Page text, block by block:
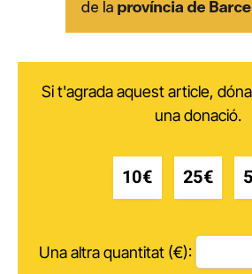
Si t'agrada aquest article,
una donació.
10€ 25€
Una altra quantitat (€):